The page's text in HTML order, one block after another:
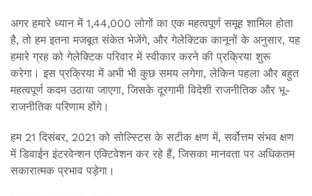
अगर हमारे ध्यान में 1,44,000 लोगों का एक महत्वपूर्ण समूह शामिल होता
है, तो हम इतना मजबूत संकेत भेजेंगे, और गेलेक्टिक कानूनों के अनुसार, यह
हमारे ग्रह को गेलेक्टिक परिवार में स्वीकार करने की प्रक्रिया शुरू
करेगा। इस प्रक्रिया में अभी भी कुछ समय लगेगा, लेकिन पहला और बहुत
महत्वपूर्ण कदम उठाया जाएगा, जिसके दूरगामी विदेशी राजनीतिक और भू-
राजनीतिक परिणाम होंगे।
हम 21 दिसंबर, 2021 को सोल्स्टिस के सटीक क्षण में, सर्वोत्तम संभव क्षण
में डिवाईन इंटरवेन्शन एक्टिवेशन कर रहे हैं, जिसका मानवता पर अधिकतम
सकारात्मक प्रभाव पड़ेगा।